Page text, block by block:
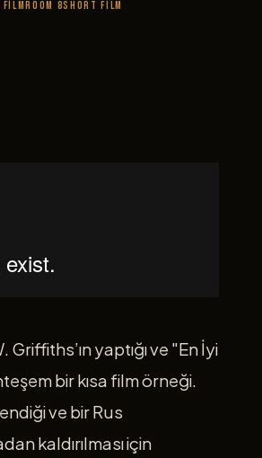
FilmRoom 8short film
yaptığı ve "En İyi
bir kısa film örneği.
ve bir Rus
kaldırılması için